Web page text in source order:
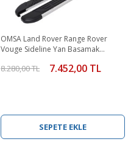
OMSA Land Rover Range Rover
Vouge Sideline Yan Basamak
8.280,00 TL 7.452,00 TL
SEPETE EKLE